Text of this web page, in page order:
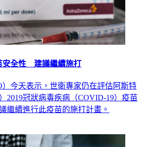
安全性 建議繼續施打
今天表示，世衛專家仍在評估阿斯特
2019冠狀病毒疾病（COVID-19）疫苗
繼續進行此疫苗的施打計畫。